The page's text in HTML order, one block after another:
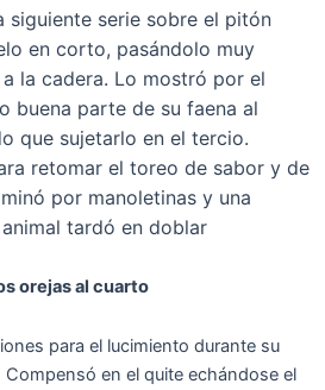
siguiente serie sobre el pitón
en corto, pasándolo muy
la cadera. Lo mostró por el
buena parte de su faena al
que sujetarlo en el tercio.
retomar el toreo de sabor y de
por manoletinas y una
tardó en doblar
orejas al cuarto
para el lucimiento durante su
en el quite echándose el